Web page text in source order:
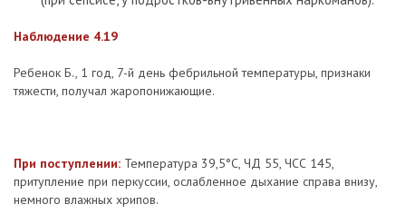
Наблюдение 4.19
Ребенок Б., 1 год, 7-й день фебрильной температуры, признаки
тяжести, получал жаропонижающие.
При поступлении: Температура 39,5°С, ЧД 55, ЧСС 145,
притупление при перкуссии, ослабленное дыхание справа внизу,
немного влажных хрипов.